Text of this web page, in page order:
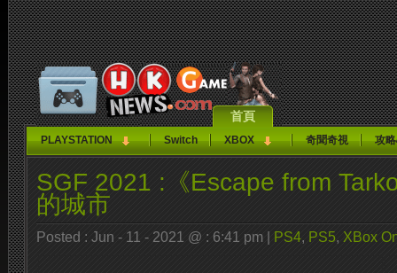
首頁
PLAYSTATION Switch XBOX 奇聞奇視 攻
SGF 2021 :《Escape from
的城市
Posted : Jun - 11 - 2021 @ : 6:41 pm | PS4, PS5, XBox